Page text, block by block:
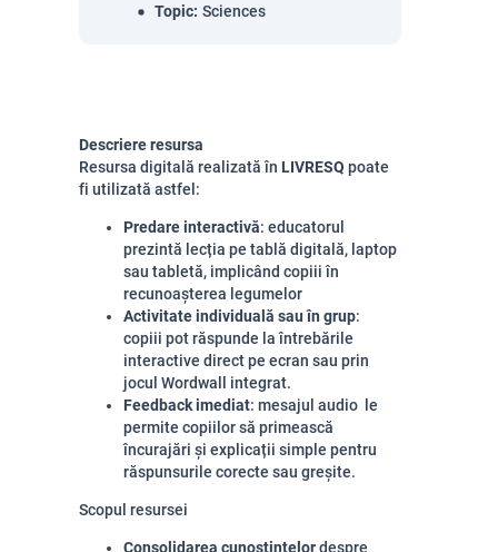
Topic: Sciences
Descriere resursa
Resursa digitală realizată în LIVRESQ poate
fi utilizată astfel:
Predare interactivă: educatorul
prezintă lecția pe tablă digitală, laptop
sau tabletă, implicând copiii în
recunoașterea legumelor
Activitate individuală sau în grup:
copiii pot răspunde la întrebările
interactive direct pe ecran sau prin
jocul Wordwall integrat.
Feedback imediat: mesajul audio le
permite copiilor să primească
încurajări și explicații simple pentru
răspunsurile corecte sau greșite.
Scopul resursei
Consolidarea cunoștințelordespre